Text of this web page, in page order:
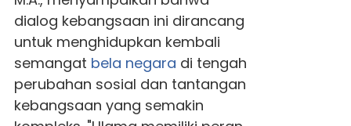
dialog kebangsaan ini dirancang
untuk menghidupkan kembali
semangat bela negara di tengah
perubahan sosial dan tantangan
kebangsaan yang semakin